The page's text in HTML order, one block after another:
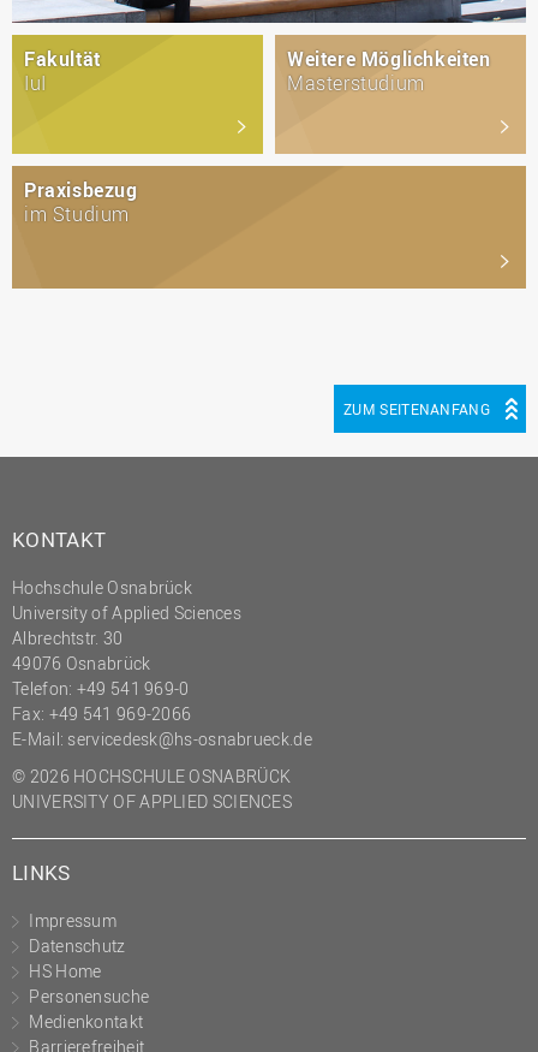
Fakultät
IuI
Weitere Möglichkeiten
Masterstudium
Praxisbezug
im Studium
ZUM SEITENANFANG
KONTAKT
Hochschule Osnabrück
University of Applied Sciences
Albrechtstr. 30
49076 Osnabrück
Telefon: +49 541 969-0
Fax: +49 541 969-2066
E-Mail: servicedesk@hs-osnabrueck.de
© 2026 HOCHSCHULE OSNABRÜCK
UNIVERSITY OF APPLIED SCIENCES
LINKS
Impressum
Datenschutz
HS Home
Personensuche
Medienkontakt
Barrierefreiheit